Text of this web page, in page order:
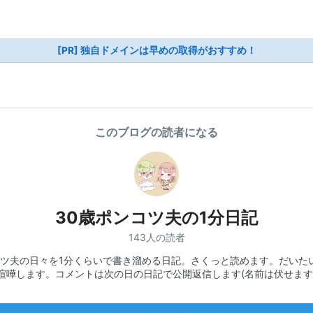
[PR] 独自ドメインは早めの取得がおすすめ！
このブログの読者になる
30歳ポンコツ夫の1分日記
143人の読者
夫の日々を1分くらいで書き溜める日記。さくっと読めます。だいた
嘩します。コメントは次の日の日記で公開返信します(名前は伏せま